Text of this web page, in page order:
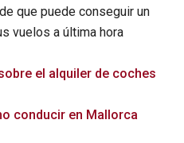
que puede conseguir un
vuelos a última hora
el alquiler de coches
conducir en Mallorca